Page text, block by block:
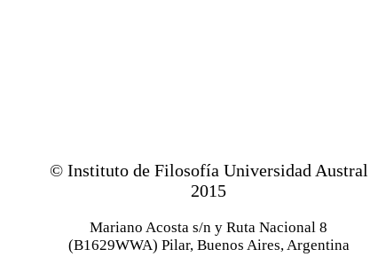
© Instituto de Filosofía Universidad Austral
2015
Mariano Acosta s/n y Ruta Nacional 8
(B1629WWA) Pilar, Buenos Aires, Argentina